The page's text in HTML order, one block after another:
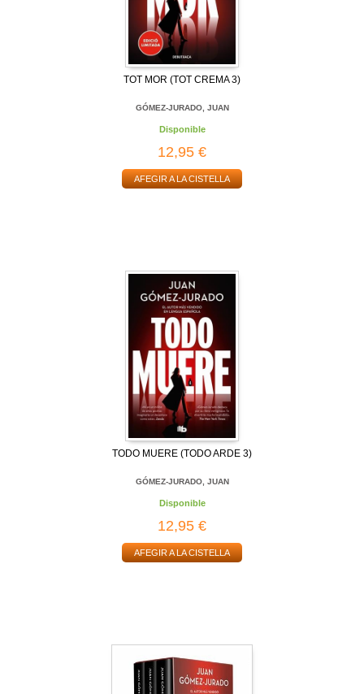
TOT MOR (TOT CREMA 3)
GÓMEZ-JURADO, JUAN
Disponible
12,95 €
AFEGIR A LA CISTELLA
TODO MUERE (TODO ARDE 3)
GÓMEZ-JURADO, JUAN
Disponible
12,95 €
AFEGIR A LA CISTELLA